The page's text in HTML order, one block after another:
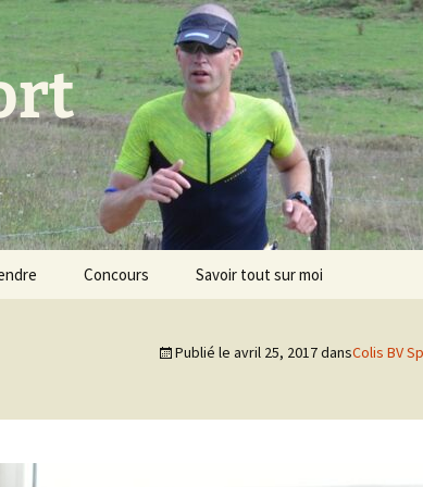
Concours Savoir tout sur moi
Publié le avril 25, 2017dansColis BV